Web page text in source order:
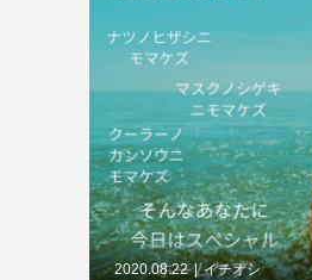
2020.08.22 イチオシ